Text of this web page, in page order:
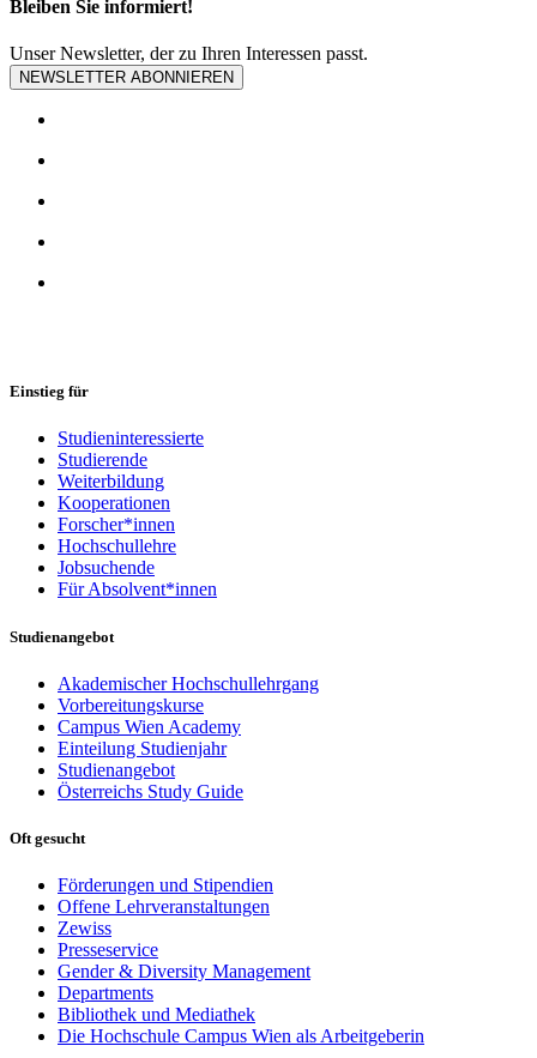
Bleiben Sie informiert!
Unser Newsletter, der zu Ihren Interessen passt.
NEWSLETTER ABONNIEREN
Einstieg für
Studieninteressierte
Studierende
Weiterbildung
Kooperationen
Forscher*innen
Hochschullehre
Jobsuchende
Für Absolvent*innen
Studienangebot
Akademischer Hochschullehrgang
Vorbereitungskurse
Campus Wien Academy
Einteilung Studienjahr
Studienangebot
Österreichs Study Guide
Oft gesucht
Förderungen und Stipendien
Offene Lehrveranstaltungen
Zewiss
Presseservice
Gender & Diversity Management
Departments
Bibliothek und Mediathek
Die Hochschule Campus Wien als Arbeitgeberin